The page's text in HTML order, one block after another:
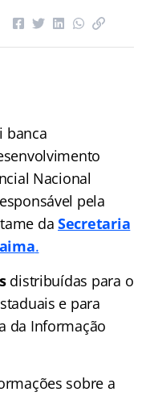
banca
Nacional
pela
daSecretaria
.
distribuídas para o
e para
da Informação
sobre a